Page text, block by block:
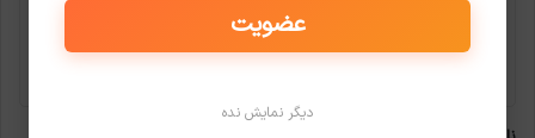
عضویت
دیگر نمایش نده